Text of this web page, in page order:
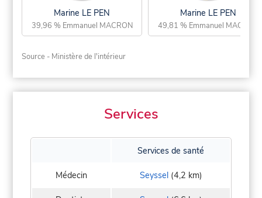
Marine LE PEN
39,96 % Emmanuel MACRON
Marine LE PEN
49,81 % Emmanuel MACRON
Source - Ministère de l'intérieur
Services
Services de santé
Médecin Seyssel(4,2 km)